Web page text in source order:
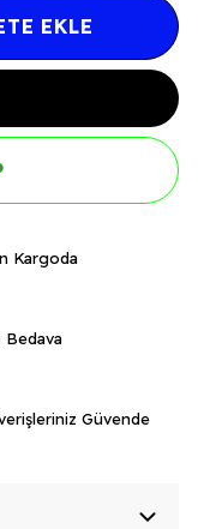
EKLE
Kargoda
Bedava
Güvende